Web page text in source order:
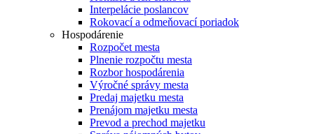
Interpelácie poslancov
Rokovací a odmeňovací poriadok
Hospodárenie
Rozpočet mesta
Plnenie rozpočtu mesta
Rozbor hospodárenia
Výročné správy mesta
Predaj majetku mesta
Prenájom majetku mesta
Prevod a prechod majetku